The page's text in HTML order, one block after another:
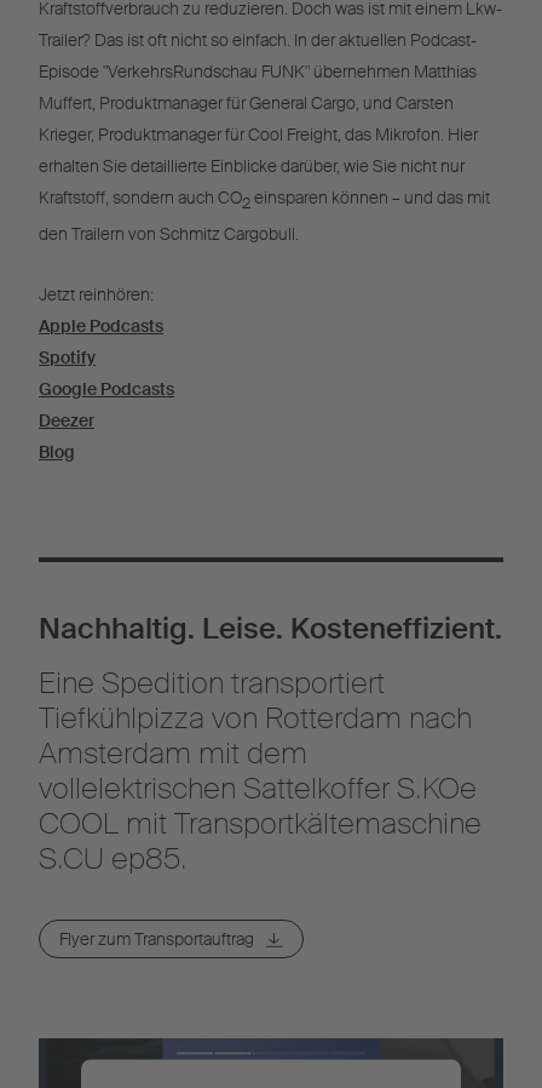
Kraftstoffverbrauch zu reduzieren. Doch was ist mit einem Lkw-
Trailer? Das ist oft nicht so einfach. In der aktuellen Podcast-
Episode "VerkehrsRundschau FUNK" übernehmen Matthias
Muffert, Produktmanager für General Cargo, und Carsten
Krieger, Produktmanager für Cool Freight, das Mikrofon. Hier
erhalten Sie detaillierte Einblicke darüber, wie Sie nicht nur
Kraftstoff, sondern auch CO2einsparen können – und das mit
den Trailern von Schmitz Cargobull.
Jetzt reinhören:
Apple Podcasts
Spotify
Google Podcasts
Deezer
Blog
Nachhaltig. Leise. Kosteneffizient.
Eine Spedition transportiert
Tiefkühlpizza von Rotterdam nach
Amsterdam mit dem
vollelektrischen Sattelkoffer S.KOe
COOL mit Transportkältemaschine
S.CU ep85.
Flyer zum Transportauftrag